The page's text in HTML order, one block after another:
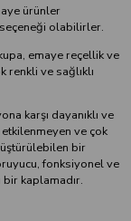
ürünler
olabilirler.
emaye reçellik ve
ve sağlıklı
karşı dayanıklı ve
ve çok
bir
fonksiyonel ve
kaplamadır.